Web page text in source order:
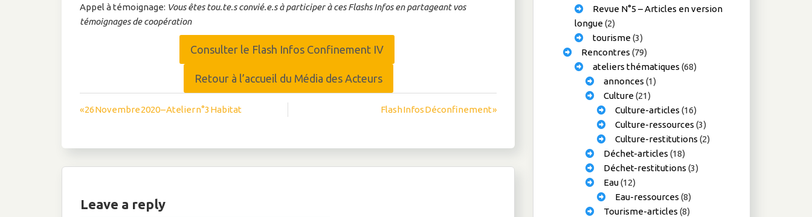
Appel à témoignage: Vous êtes tou.te.s convié.e.s à participer à ces Flashs Infos en partageant vos
témoignages de coopération
Consulter le Flash Infos Confinement IV
Retour à l’accueil du Média des Acteurs
Navigation
l’article
« 26 Novembre 2020 – Atelier n°3 Habitat Flash Infos Déconfinement »
Leave a reply
Revue N°5 – Articles en version
longue(2)
tourisme(3)
Rencontres (79)
ateliers thématiques (68)
annonces (1)
Culture(21)
Culture-articles (16)
Culture-ressources (3)
Culture-restitutions (2)
Déchet-articles (18)
Déchet-restitutions (3)
Eau(12)
Eau-ressources (8)
Tourisme-articles (8)